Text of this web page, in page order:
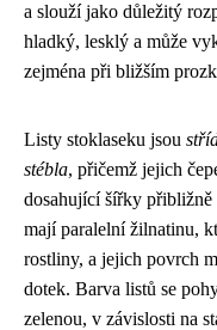
a slouží jako důležitý
hladký, lesklý a může
zejména při bližším
Listy stoklaseku jsou
stébla, přičemž jejich
dosahující šířky
mají paralelní žilnatinu,
rostliny, a jejich povrch
dotek. Barva listů se
zelenou, v závislosti na